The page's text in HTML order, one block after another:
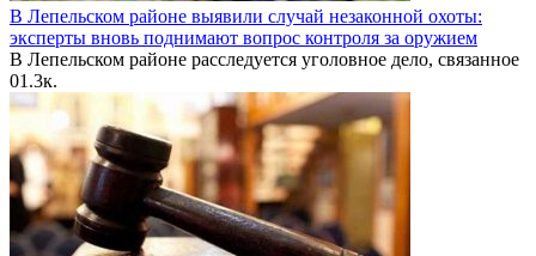
В Лепельском районе выявили случай незаконной охоты:
эксперты вновь поднимают вопрос контроля за оружием
В Лепельском районе расследуется уголовное дело, связанное
01.3к.